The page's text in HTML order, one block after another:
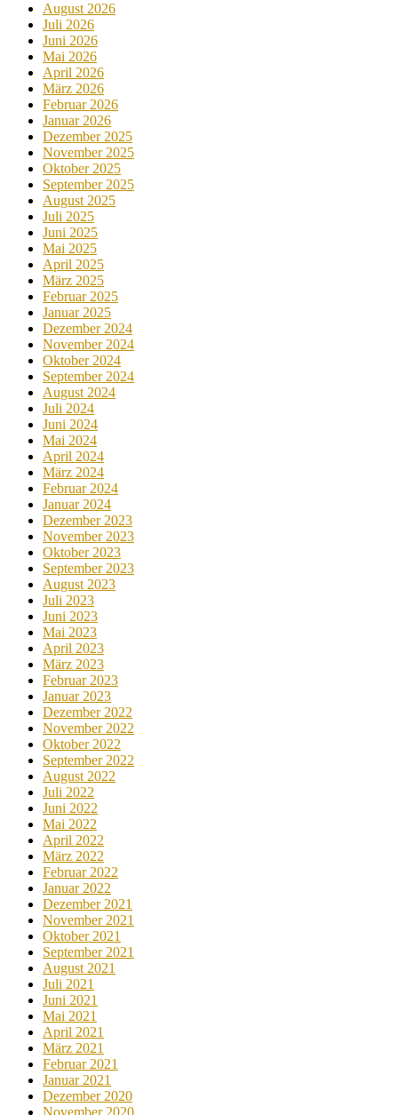
August 2026
Juli 2026
Juni 2026
Mai 2026
April 2026
März 2026
Februar 2026
Januar 2026
Dezember 2025
November 2025
Oktober 2025
September 2025
August 2025
Juli 2025
Juni 2025
Mai 2025
April 2025
März 2025
Februar 2025
Januar 2025
Dezember 2024
November 2024
Oktober 2024
September 2024
August 2024
Juli 2024
Juni 2024
Mai 2024
April 2024
März 2024
Februar 2024
Januar 2024
Dezember 2023
November 2023
Oktober 2023
September 2023
August 2023
Juli 2023
Juni 2023
Mai 2023
April 2023
März 2023
Februar 2023
Januar 2023
Dezember 2022
November 2022
Oktober 2022
September 2022
August 2022
Juli 2022
Juni 2022
Mai 2022
April 2022
März 2022
Februar 2022
Januar 2022
Dezember 2021
November 2021
Oktober 2021
September 2021
August 2021
Juli 2021
Juni 2021
Mai 2021
April 2021
März 2021
Februar 2021
Januar 2021
Dezember 2020